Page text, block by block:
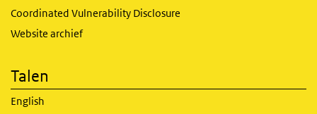
Coordinated Vulnerability Disclosure
Website archief
Talen
English